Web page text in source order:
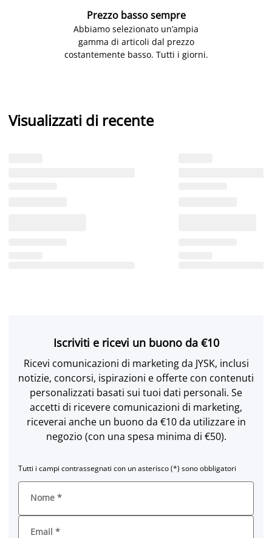
Prezzo basso sempre
Abbiamo selezionato un’ampia
gamma di articoli dal prezzo
costantemente basso. Tutti i giorni.
Visualizzati di recente
Iscriviti e ricevi un buono da €10
Ricevi comunicazioni di marketing da JYSK, inclusi
notizie, concorsi, ispirazioni e offerte con contenuti
personalizzati basati sui tuoi dati personali. Se
accetti di ricevere comunicazioni di marketing,
riceverai anche un buono da €10 da utilizzare in
negozio (con una spesa minima di €50).
Tutti i campi contrassegnati con un asterisco (*) sono obbligatori
Nome *
Email *